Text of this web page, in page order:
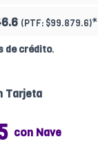
(PTF: $99.879.6)*
de crédito.
Tarjeta
con Nave